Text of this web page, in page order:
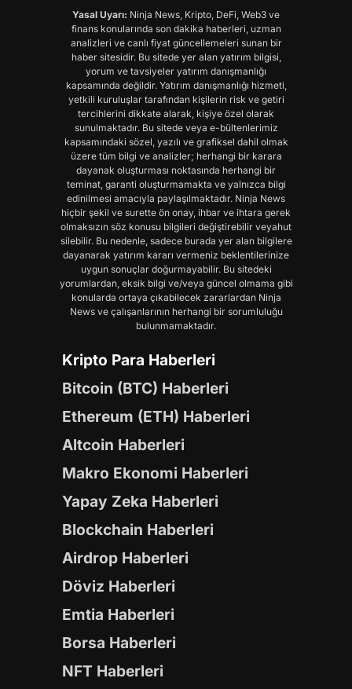
Yasal Uyarı: Ninja News, Kripto, DeFi, Web3 ve
finans konularında son dakika haberleri, uzman
analizleri ve canlı fiyat güncellemeleri sunan bir
haber sitesidir. Bu sitede yer alan yatırım bilgisi,
yorum ve tavsiyeler yatırım danışmanlığı
kapsamında değildir. Yatırım danışmanlığı hizmeti,
yetkili kuruluşlar tarafından kişilerin risk ve getiri
tercihlerini dikkate alarak, kişiye özel olarak
sunulmaktadır. Bu sitede veya e-bültenlerimiz
kapsamındaki sözel, yazılı ve grafiksel dahil olmak
üzere tüm bilgi ve analizler; herhangi bir karara
dayanak oluşturması noktasında herhangi bir
teminat, garanti oluşturmamakta ve yalnızca bilgi
edinilmesi amacıyla paylaşılmaktadır. Ninja News
hiçbir şekil ve surette ön onay, ihbar ve ihtara gerek
olmaksızın söz konusu bilgileri değiştirebilir veyahut
silebilir. Bu nedenle, sadece burada yer alan bilgilere
dayanarak yatırım kararı vermeniz beklentilerinize
uygun sonuçlar doğurmayabilir. Bu sitedeki
yorumlardan, eksik bilgi ve/veya güncel olmama gibi
konularda ortaya çıkabilecek zararlardan Ninja
News ve çalışanlarının herhangi bir sorumluluğu
bulunmamaktadır.
Kripto Para Haberleri
Bitcoin (BTC) Haberleri
Ethereum (ETH) Haberleri
Altcoin Haberleri
Makro Ekonomi Haberleri
Yapay Zeka Haberleri
Blockchain Haberleri
Airdrop Haberleri
Döviz Haberleri
Emtia Haberleri
Borsa Haberleri
NFT Haberleri